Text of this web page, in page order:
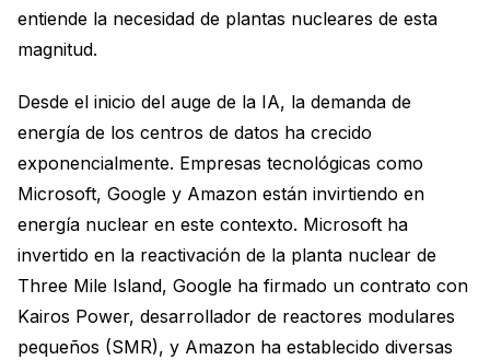
entiende la necesidad de plantas nucleares de esta
magnitud.
Desde el inicio del auge de la IA, la demanda de
energía de los centros de datos ha crecido
exponencialmente. Empresas tecnológicas como
Microsoft, Google y Amazon están invirtiendo en
energía nuclear en este contexto. Microsoft ha
invertido en la reactivación de la planta nuclear de
Three Mile Island, Google ha firmado un contrato con
Kairos Power, desarrollador de reactores modulares
pequeños (SMR), y Amazon ha establecido diversas